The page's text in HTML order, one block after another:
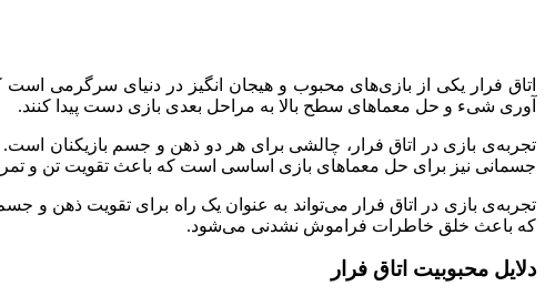
اتاق فرار یکی از بازی‌های محبوب و هیجان انگیز در دنیای سرگرمی
آوری شیء و حل معماهای سطح بالا به مراحل بعدی بازی دست پیدا کنند.
تجربه‌ی بازی در اتاق فرار، چالشی برای هر دو ذهن و جسم بازیکنان است.
جسمانی نیز برای حل معماهای بازی اساسی است که باعث تقویت تن و
تجربه‌ی بازی در اتاق فرار می‌تواند به عنوان یک راه برای تقویت ذهن و
که باعث خلق خاطرات فراموش نشدنی می‌شود.
دلایل محبوبیت اتاق فرار